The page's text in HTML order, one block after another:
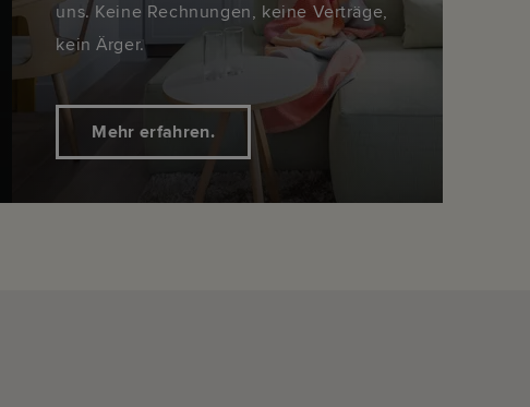
uns. Keine Rechnungen, keine Verträge,
kein Ärger.
Mehr erfahren.